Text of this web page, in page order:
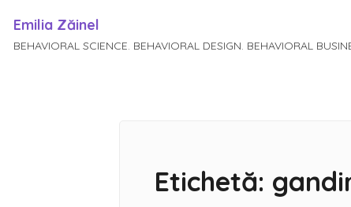
Emilia Zăinel
BEHAVIORAL SCIENCE. BEHAVIORAL DESIGN. BEHAVIORAL
Etichetă: